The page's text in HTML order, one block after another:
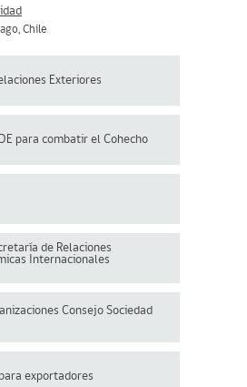
Chile
Exteriores
para combatir el Cohecho
de Relaciones
Internacionales
Consejo Sociedad
exportadores